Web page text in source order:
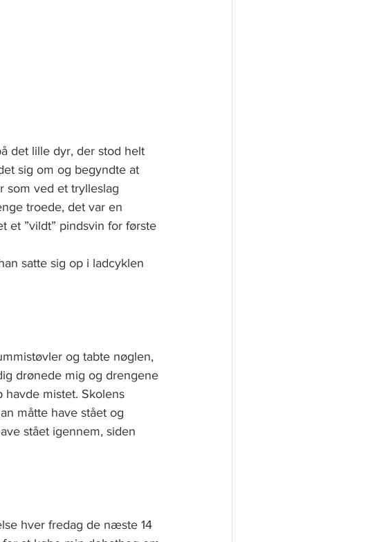
det lille dyr, der stod helt
sig om og begyndte at
ved et trylleslag
troede, det var en
et ”vildt” pindsvin for første
satte sig op i ladcyklen
og tabte nøglen,
drønede mig og drengene
havde mistet. Skolens
måtte have stået og
stået igennem, siden
hver fredag de næste 14